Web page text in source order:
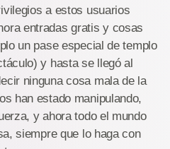
a estos usuarios
entradas gratis y cosas
un pase especial de templo
y hasta se llegó al
ninguna cosa mala de la
han estado manipulando,
y ahora todo el mundo
siempre que lo haga con